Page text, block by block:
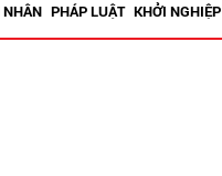
PHÁP LUẬT KHỞI NGHIỆP